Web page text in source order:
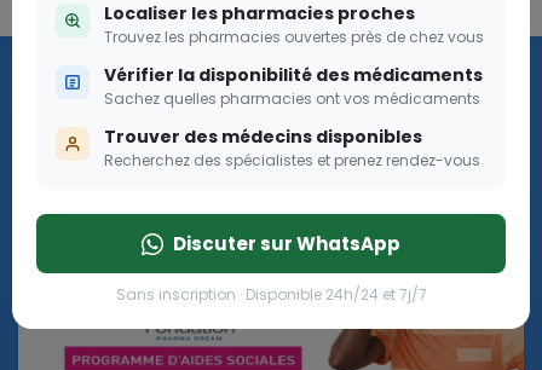
Les aides sociales Pharma
Dream
Les aides sociales Pharma Dream, des aides qui tombent à
Go
Localiser les pharmacies proches
Trouvez les pharmacies ouvertes près de chez vous
Vérifier la disponibilité des médicaments
Sachez quelles pharmacies ont vos médicaments
Trouver des médecins disponibles
Recherchez des spécialistes et prenez rendez-vous
Discuter sur WhatsApp
Sans inscription · Disponible 24h/24 et 7j/7